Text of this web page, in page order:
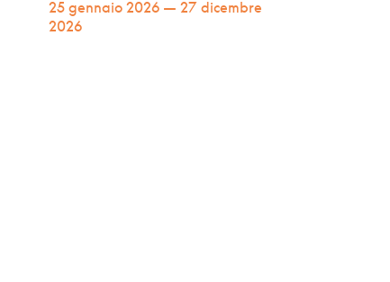
25 gennaio 2026 — 27 dicembre
2026